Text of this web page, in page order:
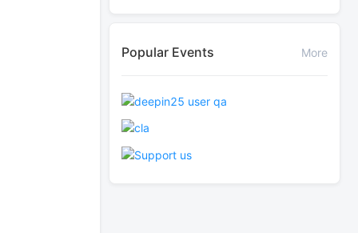
Popular Events More